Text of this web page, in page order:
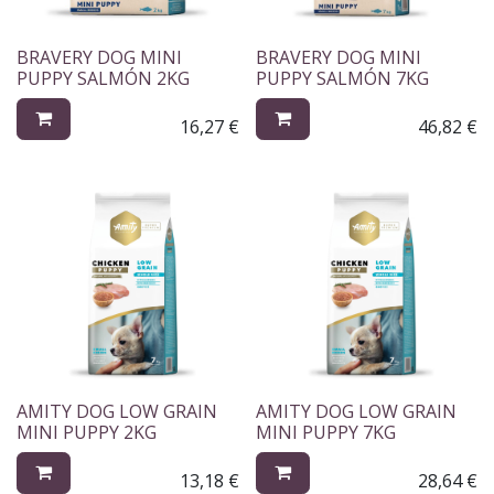
BRAVERY DOG MINI
PUPPY SALMÓN 2KG
16,27€
BRAVERY DOG MINI
PUPPY SALMÓN 7KG
46,82 €
AMITY DOG LOW GRAIN
MINI PUPPY 2KG
13,18 €
AMITY DOG LOW GRAIN
MINI PUPPY 7KG
28,64€